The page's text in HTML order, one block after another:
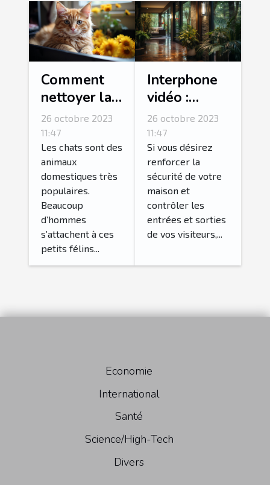
Comment
nettoyer la
litière de
son chat ?
26 octobre 2023
11:47
Les chats sont des
animaux
domestiques très
populaires.
Beaucoup
d’hommes
s’attachent à ces
petits félins...
Interphone
vidéo :
Comment
réussir son
choix ?
26 octobre 2023
11:47
Si vous désirez
renforcer la
sécurité de votre
maison et
contrôler les
entrées et sorties
de vos visiteurs,...
Economie
International
Santé
Science/High-Tech
Divers